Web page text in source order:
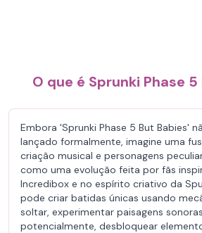
O que é Sprunki Phase
Embora 'Sprunki Phase 5 But Babies'
lançado formalmente, imagine uma
criação musical e personagens
como uma evolução feita por fãs
Incredibox e no espírito criativo da
pode criar batidas únicas usando
soltar, experimentar paisagens
potencialmente, desbloquear